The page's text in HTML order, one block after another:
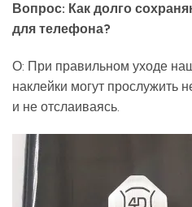
Вопрос: Как долго
для телефона?
О: При правильном уходе
наклейки могут прослужить
и не отслаиваясь.